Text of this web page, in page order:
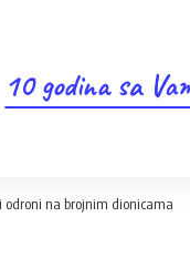
10 godina sa
odroni na brojnim dionicama